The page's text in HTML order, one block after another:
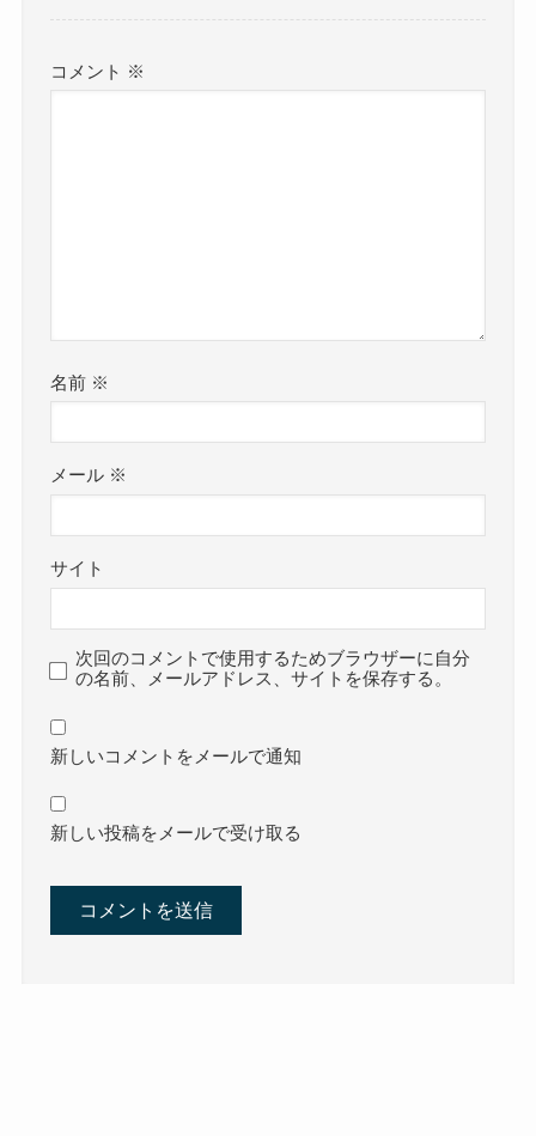
コメント ※
名前 ※
メール ※
サイト
次回のコメントで使用するためブラウザーに自分
の名前、メールアドレス、サイトを保存する。
新しいコメントをメールで通知
新しい投稿をメールで受け取る